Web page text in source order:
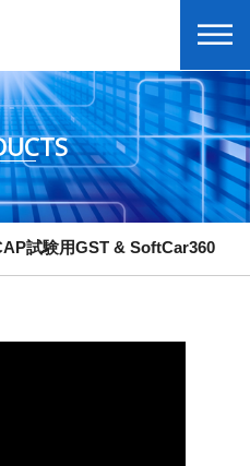
社製品群
Vicle Driving Simulators)につい
試験用GST & SoftCar360